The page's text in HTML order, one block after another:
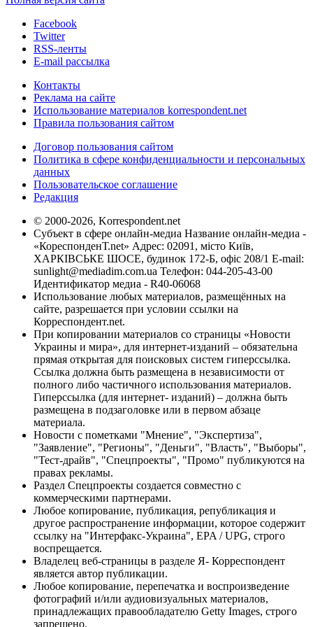
Facebook
Twitter
RSS-ленты
E-mail рассылка
Контакты
Реклама на сайте
Использование материалов korrespondent.net
Правила пользования сайтом
Договор пользования сайтом
Политика в сфере конфиденциальности и персональных
данных
Пользовательское соглашение
Редакция
© 2000-2026, Korrespondent.net
Субъект в сфере онлайн-медиа Название онлайн-медиа -
«КореспонденТ.net» Адрес: 02091, місто Київ,
ХАРКІВСЬКЕ ШОСЕ, будинок 172-Б, офіс 208/1 E-mail:
sunlight@mediadim.com.ua Телефон: 044-205-43-00
Идентификатор медиа - R40-06068
Использование любых материалов, размещённых на
сайте, разрешается при условии ссылки на
Корреспондент.net.
При копировании материалов со страницы «Новости
Украины и мира», для интернет-изданий – обязательна
прямая открытая для поисковых систем гиперссылка.
Ссылка должна быть размещена в независимости от
полного либо частичного использования материалов.
Гиперссылка (для интернет- изданий) – должна быть
размещена в подзаголовке или в первом абзаце
материала.
Новости с пометками "Мнение", "Экспертиза",
"Заявление", "Регионы", "Деньги", "Власть", "Выборы",
"Тест-драйв", "Спецпроекты", "Промо" публикуются на
правах рекламы.
Раздел Спецпроекты создается совместно с
коммерческими партнерами.
Любое копирование, публикация, републикация и
другое распространение информации, которое содержит
ссылку на "Интерфакс-Украина", EPA / UPG, строго
воспрещается.
Владелец веб-страницы в разделе Я- Корреспондент
является автор публикации.
Любое копирование, перепечатка и воспроизведение
фотографий и/или аудиовизуальных материалов,
принадлежащих правообладателю Getty Images, строго
запрещено.